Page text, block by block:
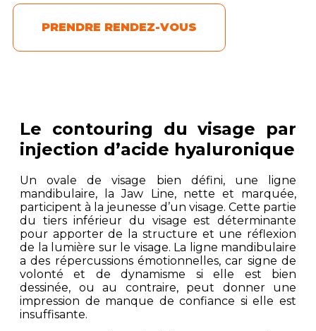
PRENDRE RENDEZ-VOUS
Le contouring du visage par
injection d’acide hyaluronique
Un ovale de visage bien défini, une ligne
mandibulaire, la Jaw Line, nette et marquée,
participent à la jeunesse d’un visage. Cette partie
du tiers inférieur du visage est déterminante
pour apporter de la structure et une réflexion
de la lumière sur le visage. La ligne mandibulaire
a des répercussions émotionnelles, car signe de
volonté et de dynamisme si elle est bien
dessinée, ou au contraire, peut donner une
impression de manque de confiance si elle est
insuffisante.